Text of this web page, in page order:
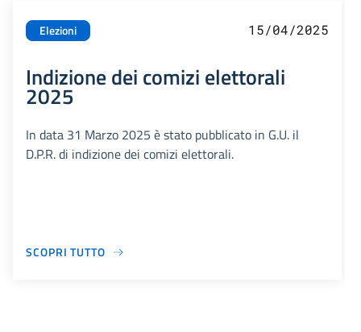
Elezioni 15/04/2025
Indizione dei comizi elettorali
2025
In data 31 Marzo 2025 è stato pubblicato in G.U. il
D.P.R. di indizione dei comizi elettorali.
SCOPRI TUTTO